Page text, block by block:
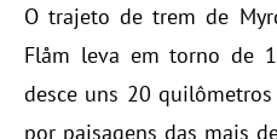
O trajeto de trem de
Flåm leva em torno de
desce uns 20
por paisagens das mais